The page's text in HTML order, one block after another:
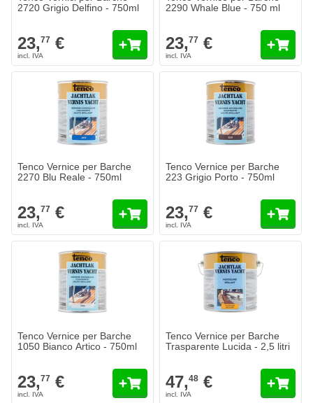
2720 Grigio Delfino - 750ml
23,77 €
2290 Whale Blue - 750 ml
23,77 €
Tenco Vernice per Barche
2270 Blu Reale - 750ml
23,77 €
Tenco Vernice per Barche
223 Grigio Porto - 750ml
23,77 €
Tenco Vernice per Barche
1050 Bianco Artico - 750ml
23,77 €
Tenco Vernice per Barche
Trasparente Lucida - 2,5 litri
47,48 €